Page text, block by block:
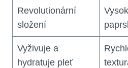
Revolutionární
složení
Vyživuje a
hydratuje pleť